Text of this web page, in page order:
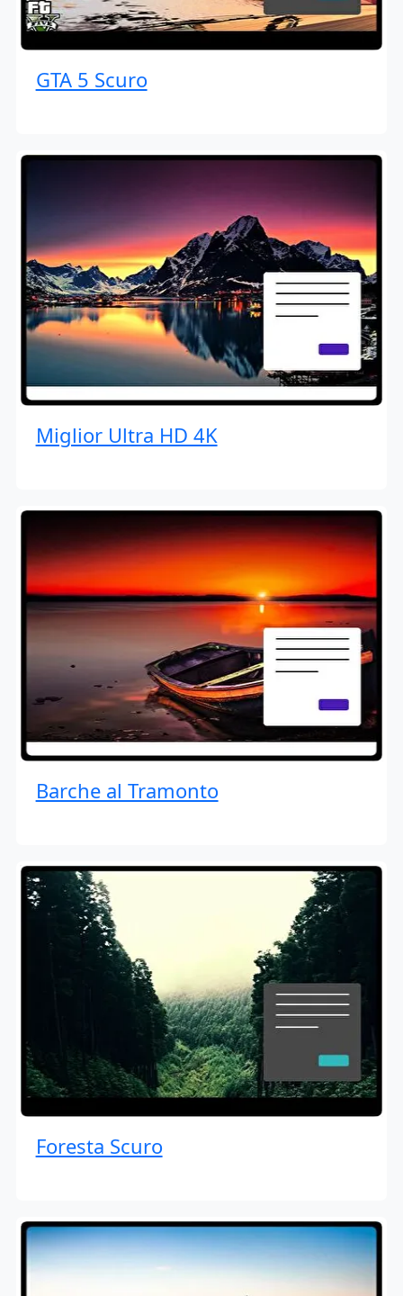
GTA 5 Scuro
Miglior Ultra HD 4K
Barche al Tramonto
Foresta Scuro